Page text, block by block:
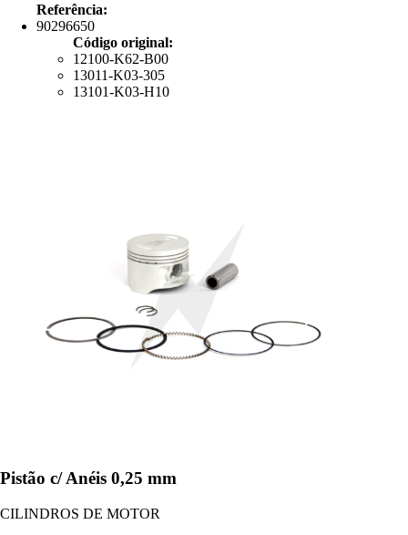
Referência:
90296650
Código original:
12100-K62-B00
13011-K03-305
13101-K03-H10
Pistão c/ Anéis 0,25 mm
CILINDROS DE MOTOR